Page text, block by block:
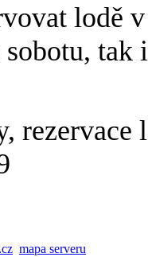
lodě
mapa serveru